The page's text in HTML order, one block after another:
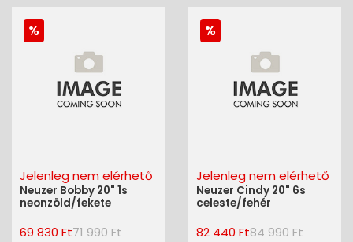
Jelenleg nem elérhető
Neuzer Bobby 20" 1s
neonzöld/fekete
69 830 Ft71 990 Ft
Jelenleg nem elérhető
Neuzer Cindy 20" 6s
celeste/fehér
82 440 Ft84 990 Ft